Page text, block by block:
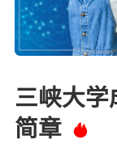
三峡大学
简章